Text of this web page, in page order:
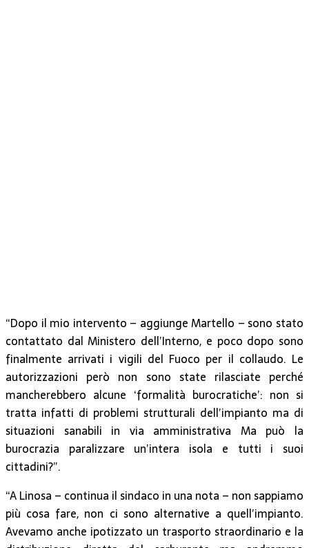
“Dopo il mio intervento – aggiunge Martello – sono stato
contattato dal Ministero dell’Interno, e poco dopo sono
finalmente arrivati i vigili del Fuoco per il collaudo. Le
autorizzazioni però non sono state rilasciate perché
mancherebbero alcune ‘formalità burocratiche’: non si
tratta infatti di problemi strutturali dell’impianto ma di
situazioni sanabili in via amministrativa Ma può la
burocrazia paralizzare un’intera isola e tutti i suoi
cittadini?”.
“A Linosa – continua il sindaco in una nota – non sappiamo
più cosa fare, non ci sono alternative a quell’impianto.
Avevamo anche ipotizzato un trasporto straordinario e la